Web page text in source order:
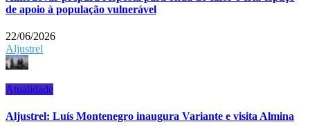
de apoio à população vulnerável
22/06/2026
Aljustrel
Atualidade
Aljustrel: Luís Montenegro inaugura Variante e visita Almina